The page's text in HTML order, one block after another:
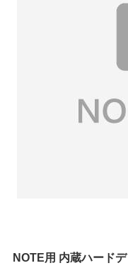
NOTE用 内蔵ハード